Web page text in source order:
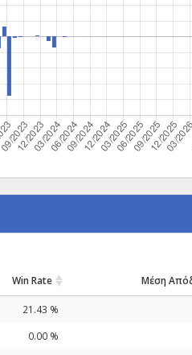
Win Rate Μέση
21.43 %
0.00 %